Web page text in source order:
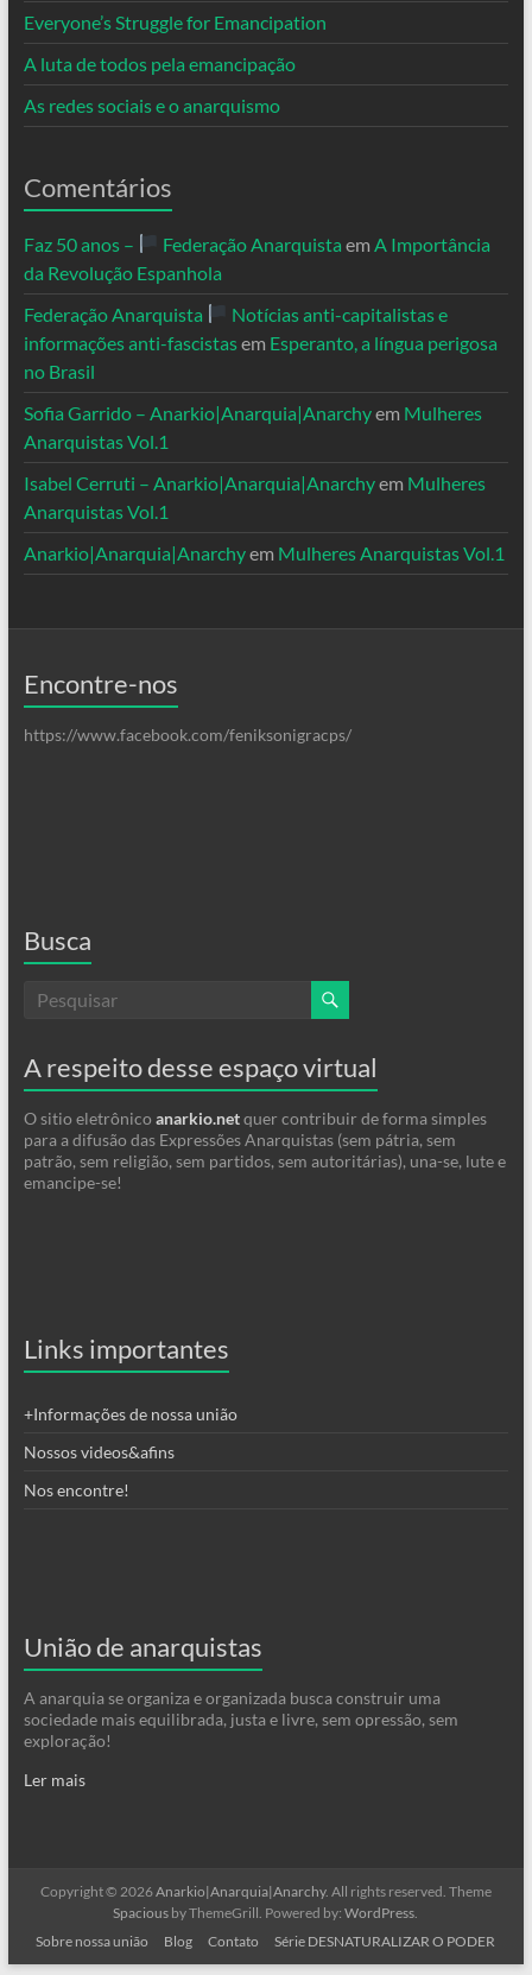
Everyone’s Struggle for Emancipation
A luta de todos pela emancipação
As redes sociais e o anarquismo
Comentários
Faz 50 anos – Federação Anarquista em A Importância
da Revolução Espanhola
Federação Anarquista
Notícias anti-capitalistas e
informações anti-fascistasem Esperanto, a língua perigosa
no Brasil
Sofia Garrido – Anarkio|Anarquia|Anarchyem Mulheres
Anarquistas Vol.1
Isabel Cerruti – Anarkio|Anarquia|Anarchyem Mulheres
Anarquistas Vol.1
Anarkio|Anarquia|Anarchyem Mulheres Anarquistas Vol.1
Encontre-nos
https://www.facebook.com/feniksonigracps/
Busca
A respeito desse espaço virtual
O sitio eletrônico anarkio.netquer contribuir de forma simples
para a difusão das Expressões Anarquistas (sem pátria, sem
patrão, sem religião, sem partidos, sem autoritárias), una-se, lute e
emancipe-se!
Links importantes
+Informações de nossa união
Nossos videos&afins
Nos encontre!
União de anarquistas
A anarquia se organiza e organizada busca construir uma
sociedade mais equilibrada, justa e livre, sem opressão, sem
exploração!
Ler mais
Copyright © 2026Anarkio|Anarquia|Anarchy. All rights reserved. Theme
Spacious by ThemeGrill. Powered by:WordPress
Sobre nossa união
Blog Contato Série DESNATURALIZAR O PODER